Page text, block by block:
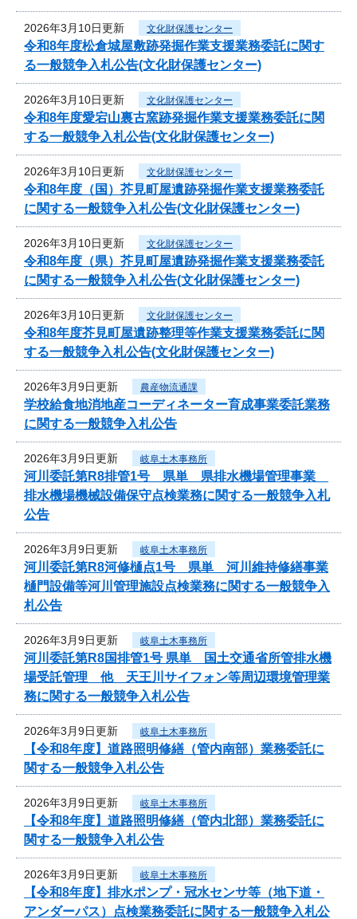
2026年3月10日更新 文化財保護センター
令和8年度松倉城屋敷跡発掘作業支援業務委託に関す
る一般競争入札公告(文化財保護センター)
2026年3月10日更新 文化財保護センター
令和8年度愛宕山裏古窯跡発掘作業支援業務委託に関
する一般競争入札公告(文化財保護センター)
2026年3月10日更新 文化財保護センター
令和8年度（国）芥見町屋遺跡発掘作業支援業務委託
に関する一般競争入札公告(文化財保護センター)
2026年3月10日更新 文化財保護センター
令和8年度（県）芥見町屋遺跡発掘作業支援業務委託
に関する一般競争入札公告(文化財保護センター)
2026年3月10日更新 文化財保護センター
令和8年度芥見町屋遺跡整理等作業支援業務委託に関
する一般競争入札公告(文化財保護センター)
2026年3月9日更新 農産物流通課
学校給食地消地産コーディネーター育成事業委託業務
に関する一般競争入札公告
2026年3月9日更新 岐阜土木事務所
河川委託第R8排管1号 県単 県排水機場管理事業
排水機場機械設備保守点検業務に関する一般競争入札
公告
2026年3月9日更新 岐阜土木事務所
河川委託第R8河修樋点1号 県単 河川維持修繕事業
樋門設備等河川管理施設点検業務に関する一般競争入
札公告
2026年3月9日更新 岐阜土木事務所
河川委託第R8国排管1号 県単 国土交通省所管排水機
場受託管理 他 天王川サイフォン等周辺環境管理業
務に関する一般競争入札公告
2026年3月9日更新 岐阜土木事務所
【令和8年度】道路照明修繕（管内南部）業務委託に
関する一般競争入札公告
2026年3月9日更新 岐阜土木事務所
【令和8年度】道路照明修繕（管内北部）業務委託に
関する一般競争入札公告
2026年3月9日更新 岐阜土木事務所
【令和8年度】排水ポンプ・冠水センサ等（地下道・
アンダーパス）点検業務委託に関する一般競争入札公